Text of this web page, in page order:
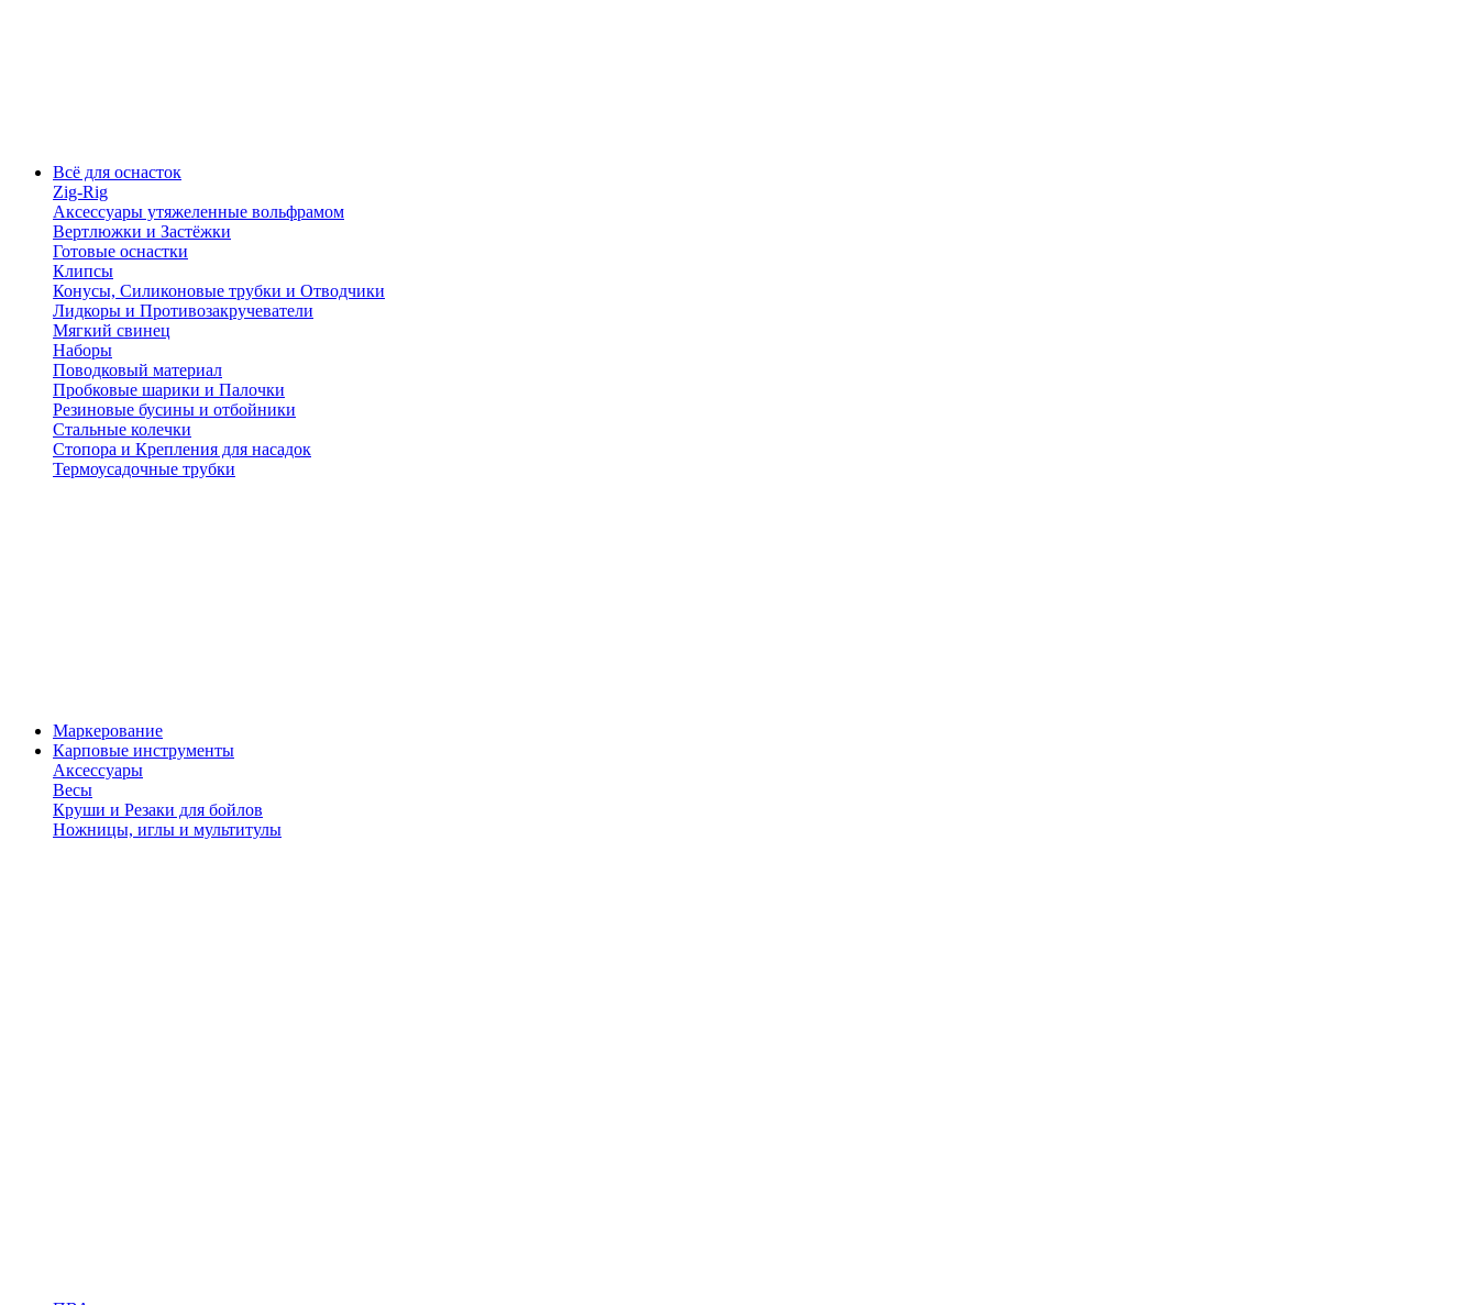
Всё для оснасток
Zig-Rig
Аксессуары утяжеленные вольфрамом
Вертлюжки и Застёжки
Готовые оснастки
Клипсы
Конусы, Силиконовые трубки и Отводчики
Лидкоры и Противозакручеватели
Мягкий свинец
Наборы
Поводковый материал
Пробковые шарики и Палочки
Резиновые бусины и отбойники
Стальные колечки
Стопора и Крепления для насадок
Термоусадочные трубки
Маркерование
Карповые инструменты
Аксессуары
Весы
Круши и Резаки для бойлов
Ножницы, иглы и мультитулы